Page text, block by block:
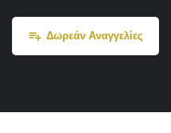
Δωρεάν Αναγγελίες